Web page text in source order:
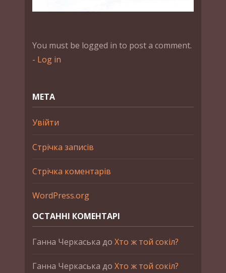
You must be logged in to post a comment.
- Log in
МЕТА
Увійти
Стрічка записів
Стрічка коментарів
WordPress.org
ОСТАННІ КОМЕНТАРІ
Ганна Черкаська до Хто ж той сокіл?
Ганна Черкаська до Хто ж той сокіл?